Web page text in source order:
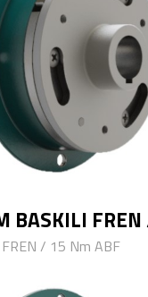
BASKILI
/ 15 Nm ABF